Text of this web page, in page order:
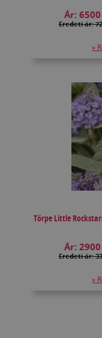
Ár:
Eredeti ár:
»
Törpe Little
Ár:
Eredeti ár:
»